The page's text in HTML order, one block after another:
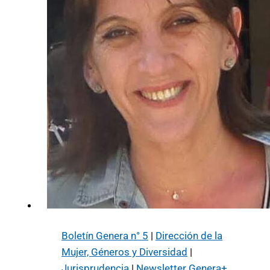
Boletín Genera n° 5 | Dirección de la
Mujer, Géneros y Diversidad |